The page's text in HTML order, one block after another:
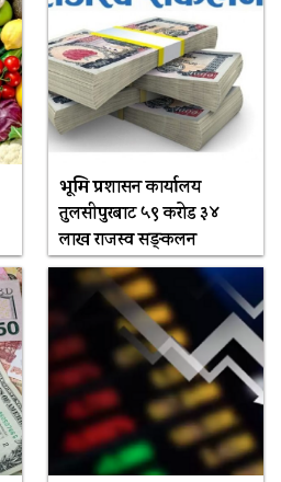
भूमि प्रशासन कार्यालय
तुलसीपुरबाट ५९ करोड ३४
लाख राजस्व सङ्कलन